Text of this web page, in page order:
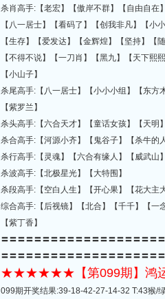
杀肖高手:【老宏】【傲岸不群】【自由自在
【八一居士】【看码了】【创我非凡】【
【生存】【爱发达】【金辉煌】【坚持】
【不得不说】【一刀肖】【黑九】【天下
【小山子】
杀尾高手:【八一居士】【小小小组】【东方
【紫罗兰】
杀头高手:【六合天才】【童话女孩】【天明
杀合高手:【河源小齐】【鬼谷子】【杀牛的
杀行高手:【灵魂】【六合有缘人】【威武山
杀波高手:【北极星光】【大特围】
杀段高手:【空白人生】【开心果】【花大主
综合高手:【后视镜】【北合】【千千】【一
【紫丁香】
〓〓〓〓〓〓〓〓〓〓〓〓〓〓〓〓〓〓〓
〓〓〓〓〓〓〓〓〓〓〓〓〓〓〓〓〓〓〓
★★★★★★【第099期】鸿
099期开奖结果:39-18-42-27-14-32 T:43猴/